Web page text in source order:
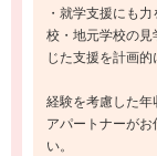
・就学支援にも
校・地元学校の
じた支援を計画
経験を考慮した年
アパートナーが
い。